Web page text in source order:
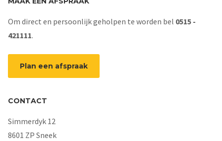
Om direct en persoonlijk geholpen te worden bel 0515 -
421111.
Plan een afspraak
CONTACT
Simmerdyk 12
8601 ZP Sneek